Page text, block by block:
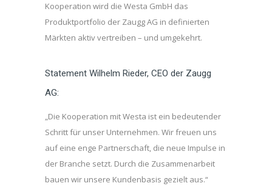
Kooperation wird die Westa GmbH das
Produktportfolio der Zaugg AG in definierten
Märkten aktiv vertreiben – und umgekehrt.
Statement Wilhelm Rieder, CEO der Zaugg
AG:
„Die Kooperation mit Westa ist ein bedeutender
Schritt für unser Unternehmen. Wir freuen uns
auf eine enge Partnerschaft, die neue Impulse in
der Branche setzt. Durch die Zusammenarbeit
bauen wir unsere Kundenbasis gezielt aus.“